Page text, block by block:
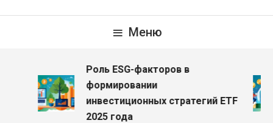
Меню
Роль ESG-факторов в
формировании
инвестиционных стратегий ETF
2025 года